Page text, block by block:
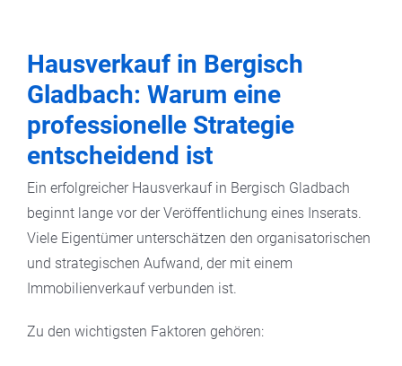
Hausverkauf in Bergisch
Gladbach: Warum eine
professionelle Strategie
entscheidend ist
Ein erfolgreicher Hausverkauf in Bergisch Gladbach
beginnt lange vor der Veröffentlichung eines Inserats.
Viele Eigentümer unterschätzen den organisatorischen
und strategischen Aufwand, der mit einem
Immobilienverkauf verbunden ist.
Zu den wichtigsten Faktoren gehören: